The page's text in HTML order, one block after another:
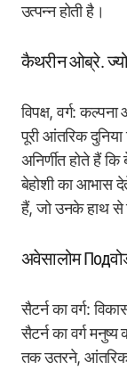
उत्पन्न होती है।
कैथरीन ओब्रे.
विपक्ष, वर्ग:
पूरी आंतरिक दुनिया
अनिर्णीत होते हैं
बेहोशी का आभास
हैं, जो उनके हाथ से
अवेसालोम
सैटर्न का वर्ग:
सैटर्न का वर्ग
तक उतरने, आंतरिक